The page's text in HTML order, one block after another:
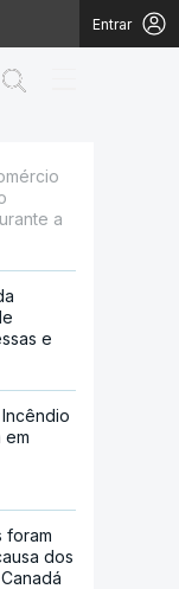
Entrar
a
e
em
foram
dos